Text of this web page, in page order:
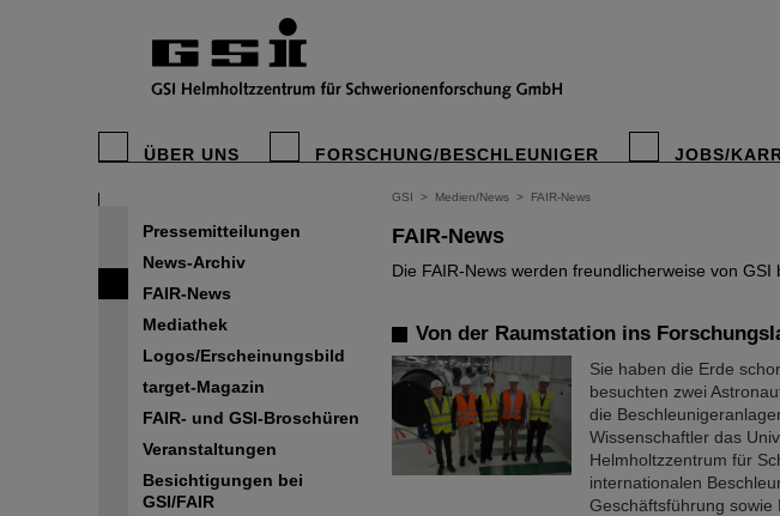
ÜBER UNS FORSCHUNG/BESCHLEUNIGER JOBS/
Pressemitteilungen
News-Archiv
FAIR-News
Mediathek
Logos/Erscheinungsbild
target-Magazin
FAIR- und GSI-Broschüren
Veranstaltungen
Besichtigungen bei
GSI/FAIR
GSI > Medien/News > FAIR-News
FAIR-News
Die FAIR-News werden freundlicherweise von GSI
Von der Raumstation ins
Sie haben die Erde
besuchten zwei
die
Wissenschaftler das
Helmholtzzentrum für
internationalen
Geschäftsführung sowie